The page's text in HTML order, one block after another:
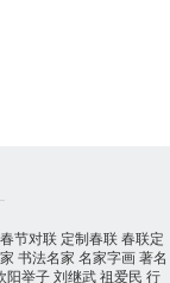
节对联 定制春联春联定
书法名家 名家字画著名
阳举子刘继武祖爱民 行